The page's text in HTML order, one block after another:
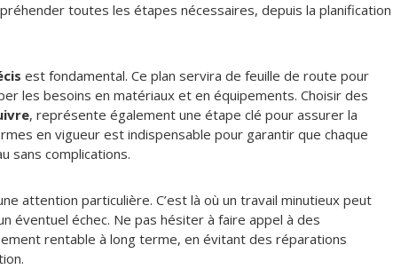
toutes les étapes nécessaires, depuis la planification
est fondamental. Ce plan servira de feuille de route pour
les besoins en matériaux et en équipements. Choisir des
, représente également une étape clé pour assurer la
en vigueur est indispensable pour garantir que chaque
sans complications.
attention particulière. C’est là où un travail minutieux peut
éventuel échec. Ne pas hésiter à faire appel à des
rentable à long terme, en évitant des réparations